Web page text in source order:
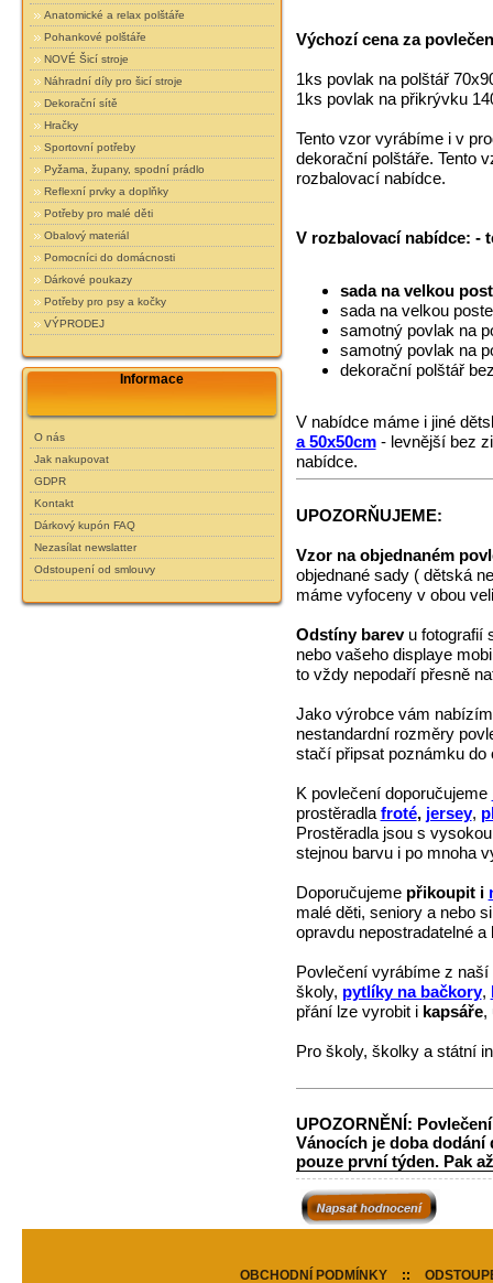
Anatomické a relax polštáře
Pohankové polštáře
NOVÉ Šicí stroje
Náhradní díly pro šicí stroje
Dekorační sítě
Hračky
Sportovní potřeby
Pyžama, župany, spodní prádlo
Reflexní prvky a doplňky
Potřeby pro malé děti
Obalový materiál
Pomocníci do domácnosti
Dárkové poukazy
Potřeby pro psy a kočky
VÝPRODEJ
Informace
O nás
Jak nakupovat
GDPR
Kontakt
Dárkový kupón FAQ
Nezasílat newslatter
Odstoupení od smlouvy
Výchozí cena za
1ks povlak na polštář
1ks povlak na přikrývku
Tento vzor vyrábíme i v
dekorační polštáře. Tento
rozbalovací nabídce.
V rozbalovací nabídce: -
sada na velkou
sada na velkou
samotný povlak na
samotný povlak na
dekorační polštář
V nabídce máme i jiné
a 50x50cm- levnější bez
nabídce.
UPOZORŇUJEME:
Vzor na objednaném
objednané sady ( dětská
máme vyfoceny v obou
Odstíny barevu fotografií
nebo vašeho displaye
to vždy nepodaří přesně
Jako výrobce vám
nestandardní rozměry
stačí připsat poznámku
K povlečení doporučujeme
prostěradla froté, jersey,
Prostěradla jsou s
stejnou barvu i po mnoha
Doporučujemepřikoupit i
malé děti, seniory a nebo
opravdu nepostradatelné
Povlečení vyrábíme z
školy, pytlíky na bačkory,
přání lze vyrobit i kapsáře,
Pro školy, školky a státní
UPOZORNĚNÍ:
Vánocích je doba
pouze první týden. Pak
OBCHODNÍ PODMÍNKY ::